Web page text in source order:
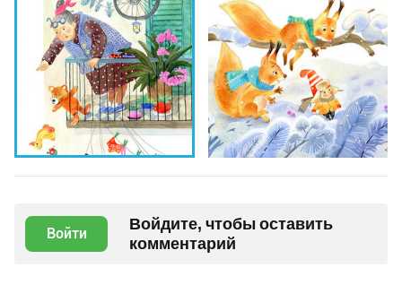
Войти
Войдите, чтобы оставить
комментарий